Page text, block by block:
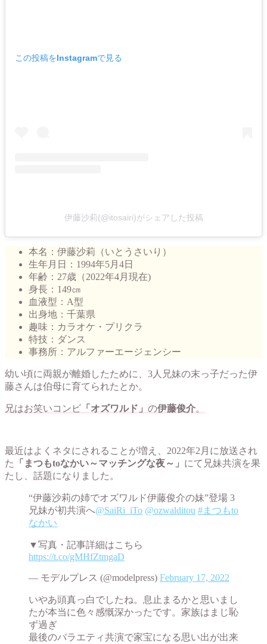
この投稿をInstagramで見る
伊藤沙莉(@itosairi)がシェアした投稿
本名：伊藤沙莉（いとうさいり）
生年月日：1994年5月4日
年齢：27歳（2022年4月現在)
身長：149㎝
血液型：A型
出身地：千葉県
趣味：カラオケ・プリクラ
特技：ダンス
事務所：アルファーエージェンシー
幼い頃に両親が離婚したために、3人兄妹の末っ子だった伊
藤さんは伯母に育てられたとか。
兄はお笑いコンビ 「オズワルド」 の伊藤俊介。
最近はよくネタにされることが増え、2022年2月に放送され
た
「まつもtoなかい～マッチングな夜～」 にて兄妹共演を果
たし、話題になりました。
“伊藤沙莉の姉でオズワルド伊藤俊介の妹”登場 3
兄妹が初共演へ@SaiRi_iTo @ozwalditou #まつもto
なかい
▼写真・記事詳細はこちら
https://t.co/gMHfZtmgaD
— モデルプレス (@modelpress) February 17, 2022
いやあ頭真っ白でしたね。息止まるかと思いまし
たが本当に色々感慨深かったです。家族はまじ恥
ず過ぎ
最後のバラエティ共演で家宝になる思い出が出来